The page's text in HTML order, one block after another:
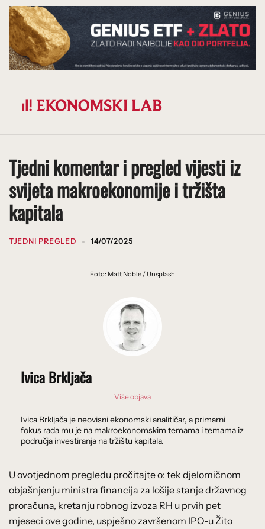
Prijeđi
na
sadržaj
Tjedni komentar i pregled vijesti iz
svijeta makroekonomije i tržišta
kapitala
TJEDNI PREGLED 14/07/2025
Foto: Matt Noble / Unsplash
Ivica Brkljača
Više objava
Ivica Brkljača je neovisni ekonomski analitičar, a primarni
fokus rada mu je na makroekonomskim temama i temama iz
područja investiranja na tržištu kapitala.
U ovotjednom pregledu pročitajte o: tek djelomičnom
objašnjenju ministra financija za lošije stanje državnog
proračuna, kretanju robnog izvoza RH u prvih pet
mjeseci ove godine, uspješno završenom IPO-u Žito